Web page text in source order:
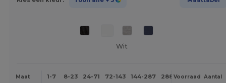
Wit
Maat 1-7 8-23 24-71 72-143 144-287 288 + Meer
Voorraad Aantal